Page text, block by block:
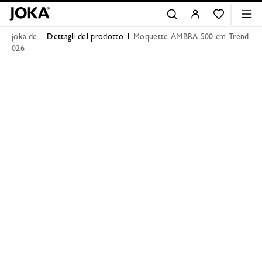
joka.de Dettagli del prodotto
Moquette AMBRA 500 cm Trend
026